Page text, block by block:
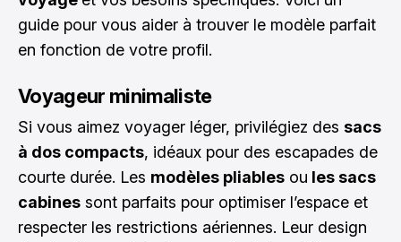
guide pour vous aider à trouver le modèle parfait
en fonction de votre profil.
Voyageur minimaliste
Si vous aimez voyager léger, privilégiez des sacs
à dos compacts, idéaux pour des escapades de
courte durée. Les modèles pliables ou les sacs
cabines sont parfaits pour optimiser l’espace et
respecter les restrictions aériennes. Leur design